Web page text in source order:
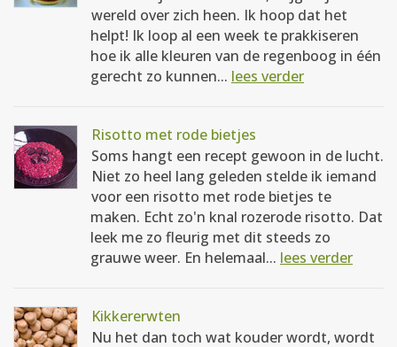
wereld over zich heen. Ik hoop dat het
helpt! Ik loop al een week te prakkiseren
hoe ik alle kleuren van de regenboog in één
gerecht zo kunnen... lees verder
Risotto met rode bietjes
Soms hangt een recept gewoon in de lucht.
Niet zo heel lang geleden stelde ik iemand
voor een risotto met rode bietjes te
maken. Echt zo'n knal rozerode risotto. Dat
leek me zo fleurig met dit steeds zo
grauwe weer. En helemaal... lees verder
Kikkererwten
Nu het dan toch wat kouder wordt, wordt